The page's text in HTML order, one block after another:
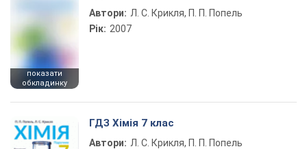
показати
обкладинку
Автори: Л. С. Крикля, П. П. Попель
Рік: 2007
ГДЗ Хімія 7 клас
Автори: Л. С. Крикля, П. П. Попель